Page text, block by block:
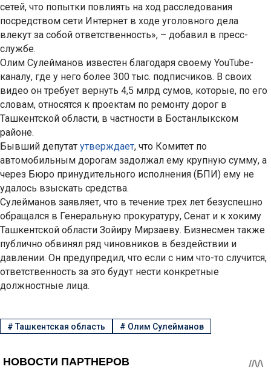
сетей, что попытки повлиять на ход расследования
посредством сети Интернет в ходе уголовного дела
влекут за собой ответственность», – добавил в пресс-
службе.
Олим Сулейманов известен благодаря своему YouTube-
каналу, где у него более 300 тыс. подписчиков. В своих
видео он требует вернуть 4,5 млрд сумов, которые, по его
словам, относятся к проектам по ремонту дорог в
Ташкентской области, в частности в Бостанлыкском
районе.
Бывший депутат утверждает, что Комитет по
автомобильным дорогам задолжал ему крупную сумму, а
через Бюро принудительного исполнения (БПИ) ему не
удалось взыскать средства.
Сулейманов заявляет, что в течение трех лет безуспешно
обращался в Генеральную прокуратуру, Сенат и к хокиму
Ташкентской области Зойиру Мирзаеву. Бизнесмен также
публично обвинял ряд чиновников в бездействии и
давлении. Он предупредил, что если с ним что-то случится,
ответственность за это будут нести конкретные
должностные лица.
#Ташкентская область # Олим Сулейманов